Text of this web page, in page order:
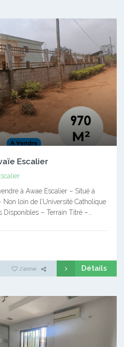
Escalier
à Awae Escalier – Situé à
Non loin de l’Université Catholique
Disponibles – Terrain Titré –…
J'aime Détails